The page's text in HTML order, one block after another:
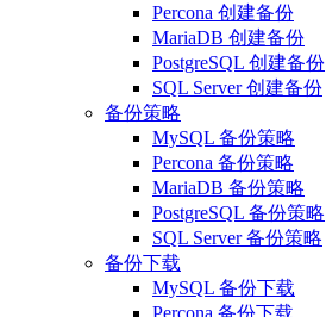
Percona 创建备份
MariaDB 创建备份
PostgreSQL 创建备份
SQL Server 创建备份
备份策略
MySQL 备份策略
Percona 备份策略
MariaDB 备份策略
PostgreSQL 备份策略
SQL Server 备份策略
备份下载
MySQL 备份下载